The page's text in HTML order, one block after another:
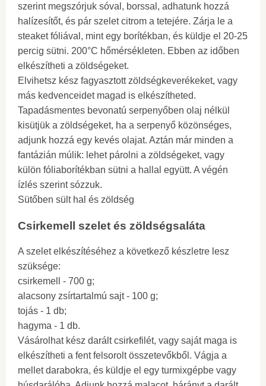
szerint megszórjuk sóval, borssal, adhatunk hozzá
halízesítőt, és pár szelet citrom a tetejére. Zárja le a
steaket fóliával, mint egy borítékban, és küldje el 20-25
percig sütni. 200°C hőmérsékleten. Ebben az időben
elkészítheti a zöldségeket.
Elvihetsz kész fagyasztott zöldségkeverékeket, vagy
más kedvenceidet magad is elkészítheted.
Tapadásmentes bevonatú serpenyőben olaj nélkül
kisütjük a zöldségeket, ha a serpenyő közönséges,
adjunk hozzá egy kevés olajat. Aztán már minden a
fantázián múlik: lehet párolni a zöldségeket, vagy
külön fóliaborítékban sütni a hallal együtt. A végén
ízlés szerint sózzuk.
Sütőben sült hal és zöldség
Csirkemell szelet és zöldségsaláta
A szelet elkészítéséhez a következő készletre lesz
szüksége:
csirkemell - 700 g;
alacsony zsírtartalmú sajt - 100 g;
tojás - 1 db;
hagyma - 1 db.
Vásárolhat kész darált csirkefilét, vagy saját maga is
elkészítheti a fent felsorolt ​​​​összetevőkből. Vágja a
mellet darabokra, és küldje el egy turmixgépbe vagy